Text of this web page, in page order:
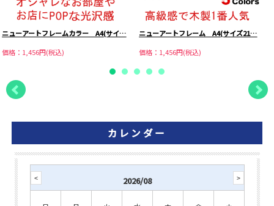
ニューアートフレームカラー A4(サイ…
価格：1,456円(税込)
ニューアートフレーム A4(サイズ21…
価格：1,456円(税込)
カレンダー